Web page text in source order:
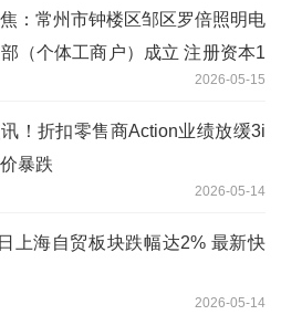
：常州市钟楼区邹区罗倍照明电
（个体工商户）成立 注册资本1
2026-05-15
！折扣零售商Action业绩放缓3i
暴跌
2026-05-14
上海自贸板块跌幅达2% 最新快
2026-05-14